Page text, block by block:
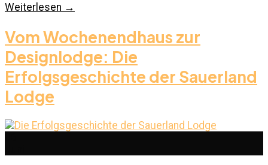
Weiterlesen →
Vom Wochenendhaus zur
Designlodge: Die
Erfolgsgeschichte der Sauerland
Lodge